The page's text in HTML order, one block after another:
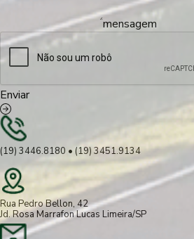
mensagem
Enviar
(19) 3446.8180 • (19) 3451.9134
Rua Pedro Bellon, 42
Jd. Rosa Marrafon Lucas Limeira/SP